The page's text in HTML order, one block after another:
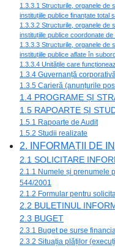
1.3.3.1 Structurile, organele de
instituțiile publice finanțate total
1.3.3.2 Structurile, organele de
instituțiile publice coordonate
1.3.3.3 Structurile, organele de
instituțiile publice aflate în
1.3.3.4 Unitățile care
1.3.4 Guvernanță corporativă
1.3.5 Carieră (anunțurile
1.4 PROGRAME ȘI
1.5 RAPOARTE ȘI
1.5.1 Rapoarte de Audit
1.5.2 Studii realizate
2. INFORMAȚII DE
2.1 SOLICITARE
2.1.1 Numele și prenumele
544/2001
2.1.2 Formular pentru
2.2 BULETINUL
2.3 BUGET
2.3.1 Buget pe surse
2.3.2 Situația plăților